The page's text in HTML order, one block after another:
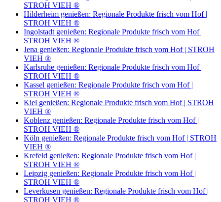
STROH VIEH ®
Hilderheim genießen: Regionale Produkte frisch vom Hof |
STROH VIEH ®
Ingolstadt genießen: Regionale Produkte frisch vom Hof |
STROH VIEH ®
Jena genießen: Regionale Produkte frisch vom Hof | STROH
VIEH ®
Karlsruhe genießen: Regionale Produkte frisch vom Hof |
STROH VIEH ®
Kassel genießen: Regionale Produkte frisch vom Hof |
STROH VIEH ®
Kiel genießen: Regionale Produkte frisch vom Hof | STROH
VIEH ®
Koblenz genießen: Regionale Produkte frisch vom Hof |
STROH VIEH ®
Köln genießen: Regionale Produkte frisch vom Hof | STROH
VIEH ®
Krefeld genießen: Regionale Produkte frisch vom Hof |
STROH VIEH ®
Leipzig genießen: Regionale Produkte frisch vom Hof |
STROH VIEH ®
Leverkusen genießen: Regionale Produkte frisch vom Hof |
STROH VIEH ®